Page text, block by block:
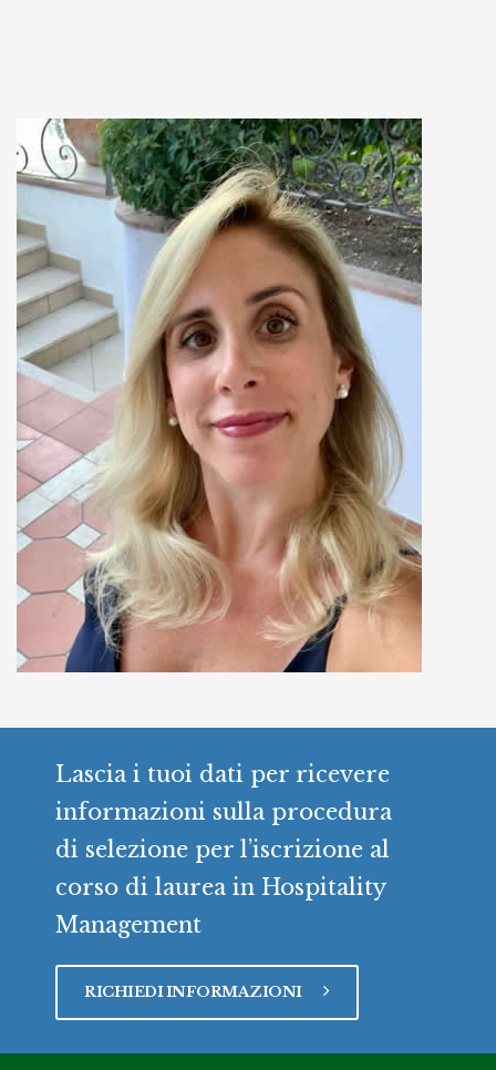
Lascia i tuoi dati per ricevere
informazioni sulla procedura
di selezione per l’iscrizione al
corso di laurea in Hospitality
Management
RICHIEDI INFORMAZIONI